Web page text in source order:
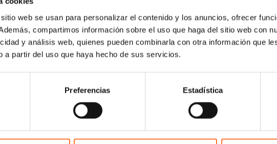
web se usan para personalizar el contenido y los anuncios, ofrecer
compartimos información sobre el uso que haga del sitio web con
y análisis web, quienes pueden combinarla con otra información que
a partir del uso que haya hecho de sus servicios.
Preferencias Estadística
BSc (Hons)estudiando
BA (Hons)estudiando